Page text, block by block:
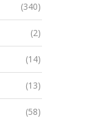
(340)
(2)
(14)
(13)
(58)